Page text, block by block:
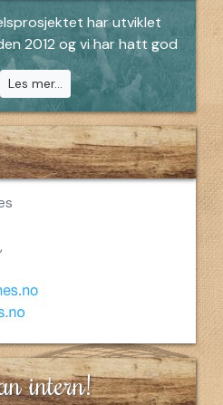
har utviklet
2012 og vi har hatt god
Les mer...
intern!